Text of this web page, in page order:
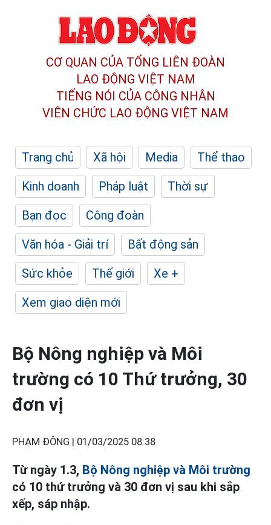
CƠ QUAN CỦA TỔNG LIÊN ĐOÀN
LAO ĐỘNG VIỆT NAM
TIẾNG NÓI CỦA CÔNG NHÂN
VIÊN CHỨC LAO ĐỘNG VIỆT NAM
Trang chủ Xã hội Media
Thể thao
Kinh doanh
Pháp luật
Thời sự
Bạn đọc
Công đoàn
Văn hóa - Giải trí
Bất động sản
Sức khỏe
Thế giới
Xe +
Xem giao diện mới
Bộ Nông nghiệp và Môi
trường có 10 Thứ trưởng, 30
đơn vị
PHẠM ĐÔNG | 01/03/2025 08:38
Từ ngày 1.3, Bộ Nông nghiệp và Môi trường
có 10 thứ trưởng và 30 đơn vị sau khi sắp
xếp, sáp nhập.